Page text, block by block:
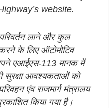
website.
लाने और कुल
के लिए ऑटोमोटिव
एआईएस-113 मानक में
आवश्यकताओं को
एंव राजमार्ग मंत्रालय
किया गया है।